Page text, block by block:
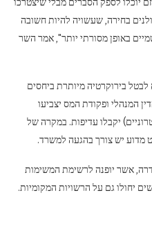
יוכלו לספק הסברים מבלי שיצטרכו
בחירה, שעשויה להיות חשובה
באופן מסורתי יותר", אמר השר
בירוקרטיה מיותרת ביחסים
המנהלי ופקודת המס יצביעו
יקבלו עדיפות. במקרה של
מדוע יש צורך בהגעה למשרד.
אשר יופנה לרשימת המשימות
יחולו גם על הרשויות המקומיות.